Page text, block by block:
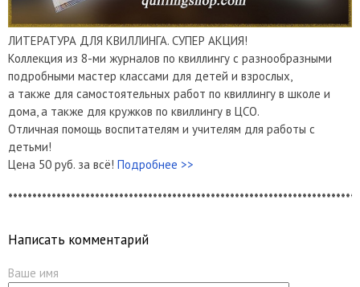
ЛИТЕРАТУРА ДЛЯ КВИЛЛИНГА. СУПЕР АКЦИЯ!
Коллекция из 8-ми журналов по квиллингу с разнообразными
подробными мастер классами для детей и взрослых,
а также для самостоятельных работ по квиллингу в школе и
дома, а также для кружков по квиллингу в ЦСО.
Отличная помощь воспитателям и учителям для работы с
детьми!
Цена 50 руб. за всё! Подробнее >>
Написать комментарий
Ваше имя